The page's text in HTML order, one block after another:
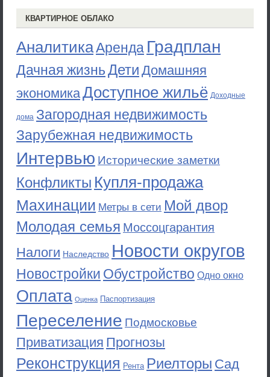
КВАРТИРНОЕ ОБЛАКО
АналитикаАренда Градплан
Дачная жизньДети Домашняя
экономикаДоступное жильё Доходные
дома Загородная недвижимость
Зарубежная недвижимость
Интервью Исторические заметки
Конфликты Купля-продажа
Махинации Метры в сети Мой двор
Молодая семья Моссоцгарантия
Налоги Наследство Новости округов
Новостройки Обустройство Одно окно
Оплата Оценка Паспортизация
Переселение Подмосковье
Приватизация Прогнозы
Реконструкция Рента Риелторы Сад